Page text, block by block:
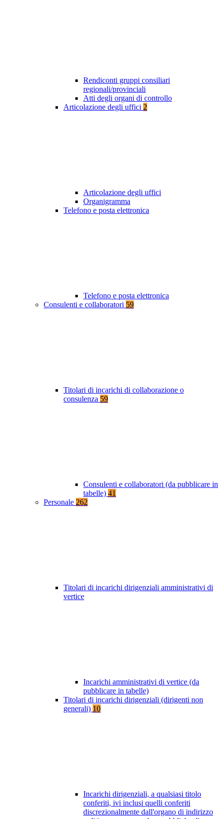
Rendiconti gruppi consiliari
regionali/provinciali
Atti degli organi di controllo
Articolazione degli uffici 2
Articolazione degli uffici
Organigramma
Telefono e posta elettronica
Telefono e posta elettronica
Consulenti e collaboratori 59
Titolari di incarichi di collaborazione o
consulenza 59
Consulenti e collaboratori (da pubblicare in
tabelle) 41
Personale 262
Titolari di incarichi dirigenziali amministrativi di
vertice
Incarichi amministrativi di vertice (da
pubblicare in tabelle)
Titolari di incarichi dirigenziali (dirigenti non
generali) 10
Incarichi dirigenziali, a qualsiasi titolo
conferiti, ivi inclusi quelli conferiti
discrezionalmente dall'organo di indirizzo